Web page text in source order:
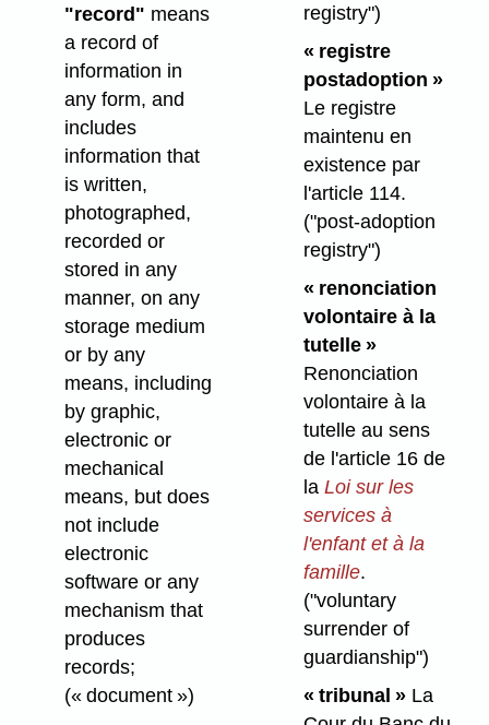
"record" means
a record of
information in
any form, and
includes
information that
is written,
photographed,
recorded or
stored in any
manner, on any
storage medium
or by any
means, including
by graphic,
electronic or
mechanical
means, but does
not include
electronic
software or any
mechanism that
produces
records;
(« document »)
registry")
« registre
postadoption »
Le registre
maintenu en
existence par
l'article 114.
("post-adoption
registry")
« renonciation
volontaire à la
tutelle »
Renonciation
volontaire à la
tutelle au sens
de l'article 16 de
la Loi sur les
services à
l'enfant et à la
famille.
("voluntary
surrender of
guardianship")
« tribunal »La